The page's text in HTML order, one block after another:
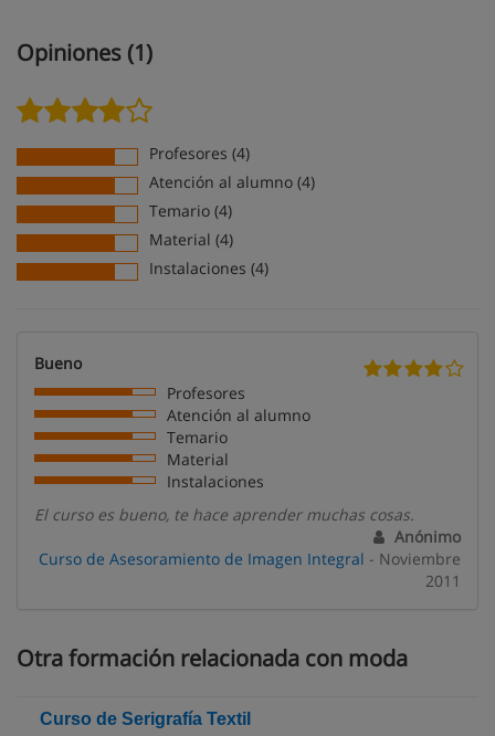
Opiniones (1)
Profesores (4)
Atención al alumno (4)
Temario (4)
Material (4)
Instalaciones (4)
Bueno
Profesores
Atención al alumno
Temario
Material
Instalaciones
El curso es bueno, te hace aprender muchas cosas.
Anónimo
Curso de Asesoramiento de Imagen Integral - Noviembre
2011
Otra formación relacionada con moda
Curso de Serigrafía Textil